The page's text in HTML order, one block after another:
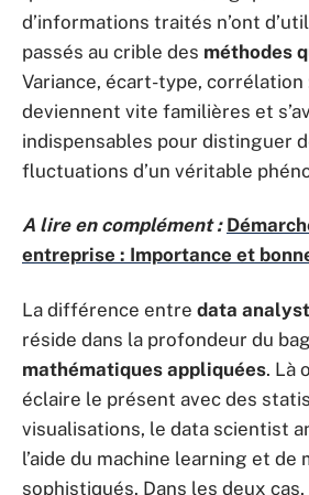
d’informations traités n’ont
passés au crible des méthodes
Variance, écart-type, corrélation
deviennent vite familières et
indispensables pour distinguer
fluctuations d’un véritable
A lire en complément :
entreprise : Importance et
La différence entre data analyst
réside dans la profondeur du
mathématiques appliquées. Là
éclaire le présent avec des
visualisations, le data scientist
l’aide du machine learning et
sophistiqués. Dans les deux